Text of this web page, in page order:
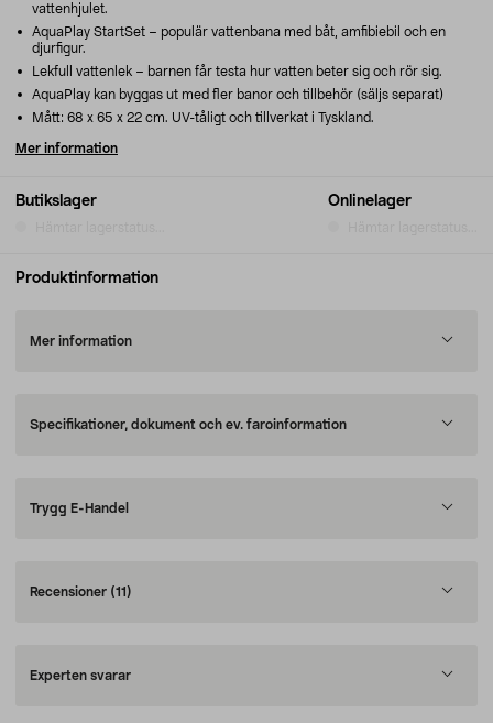
Butikslager Onlinelager
vattenhjulet.
AquaPlay StartSet – populär vattenbana med båt, amfibiebil och en
djurfigur.
Lekfull vattenlek – barnen får testa hur vatten beter sig och rör sig.
AquaPlay kan byggas ut med fler banor och tillbehör (säljs separat)
Mått: 68 x 65 x 22 cm. UV-tåligt och tillverkat i Tyskland.
Mer information
Produktinformation
Mer information
Specifikationer, dokument och ev. faroinformation
Trygg E-Handel
Recensioner (11)
Experten svarar